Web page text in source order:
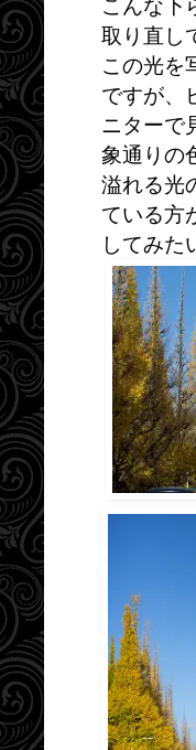
こんな下
取り直し
この光を
ですが、
ニターで
象通りの
溢れる光
ている方
してみた